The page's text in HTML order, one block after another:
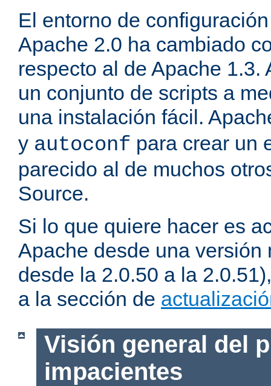
El entorno de
Apache 2.0 ha cambiado
respecto al de Apache 1.3.
un conjunto de scripts a
una instalación fácil.
y autoconf para crear un
parecido al de muchos
Source.
Si lo que quiere hacer es
Apache desde una versión
desde la 2.0.50 a la
a la sección de
Visión general del
impacientes